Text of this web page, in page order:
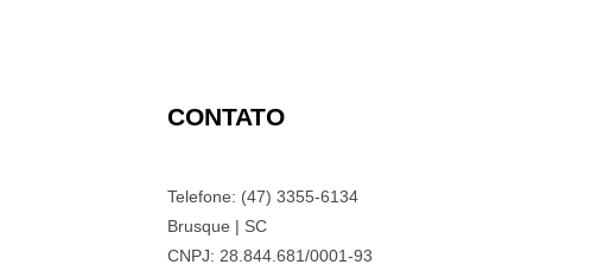
CONTATO
Telefone: (47) 3355-6134
Brusque | SC
CNPJ: 28.844.681/0001-93